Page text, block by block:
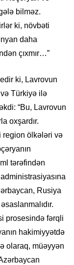
bilməz.
ki, növbəti
daha
çıxmır…”
ki, Lavrovun
Türkiyə ilə
“Bu, Lavrovun
oxşardır.
region ölkələri və
tərəfindən
Rusiya
prosesində fərqli
hakimiyyətdə
olaraq, müəyyən